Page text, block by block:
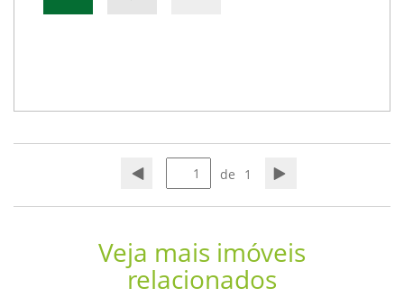
de 1
Veja mais imóveis
relacionados